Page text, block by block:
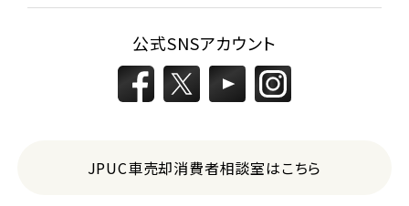
公式SNSアカウント
JPUC車売却消費者相談室はこちら